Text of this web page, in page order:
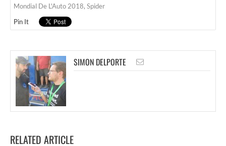
Mondial De L'Auto 2018, Spider
Pin It
SIMON DELPORTE
RELATED ARTICLE